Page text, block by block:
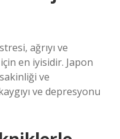
ağrıyı ve
en iyisidir. Japon
ve
ve depresyonu